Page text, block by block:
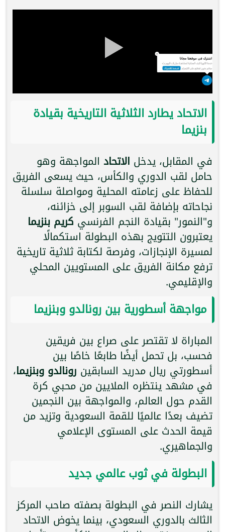
الاتحاد يطارد الثلاثية التاريخية بقيادة
بنزيما
في المقابل، يدخل الاتحاد المواجهة وهو
حامل لقب الدوري والكأس، حيث يسعى الفريق
للحفاظ على زعامته المحلية ومواصلة سلسلة
نجاحاته بإضافة لقب السوبر إلى خزائنه،
و"النمور" بقيادة النجم الفرنسي كريم بنزيما
يعتبرون التتويج بهذه البطولة استكمالًا
لمسيرة الإنجازات، وفرصة لكتابة ثلاثية تاريخية
ترفع مكانة الفريق على المستويين المحلي
والإقليمي.
مواجهة أسطورية بين رونالدو وبنزيما
المباراة لا تقتصر على صراع بين فريقين
فحسب، بل تحمل أيضًا طابعًا خاصًا بين
أسطورتي ريال مدريد السابقين رونالدو وبنزيما،
في مشهد ينتظره الملايين من محبي كرة
القدم حول العالم، والمواجهة بين النجمين
تضيف بعدًا عالميًا للقمة السعودية وتزيد من
قيمة الحدث على المستوى الإعلامي
والجماهيري.
البطولة في ثوب عالمي جديد
يشارك النصر في البطولة بصفته صاحب المركز
الثالث بالدوري السعودي، بينما يخوض الاتحاد